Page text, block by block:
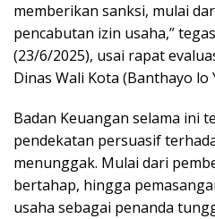
memberikan sanksi, mulai
pencabutan izin usaha,”
(23/6/2025), usai rapat
Dinas Wali Kota (Banthayo lo
Badan Keuangan selama ini
pendekatan persuasif
menunggak. Mulai dari
bertahap, hingga
usaha sebagai penanda